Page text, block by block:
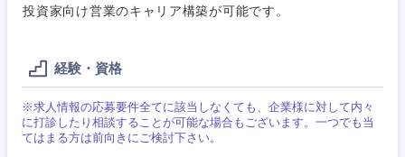
投資家向け営業のキャリア構築が可能です。
経験・資格
※求人情報の応募要件全てに該当しなくても、企業様に対して内々
に打診したり相談することが可能な場合もございます。一つでも当
てはまる方は前向きにご検討下さい。
クリエイ
コンサル
タント
専門職
技術職（IT）、Webサービス・制作、ゲーム
技術職（モノづくり）
建設・不動産
倉庫・運輸・物流
小売・通販・外食
転勤なし
フルリモート
年間休日120日以